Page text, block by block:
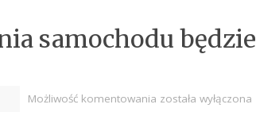
samochodu będzie
Możliwość komentowania została wyłączona